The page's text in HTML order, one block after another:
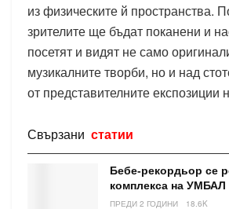
из физическите й пространства.
зрителите ще бъдат поканени и
посетят и видят не само
музикалните творби, но и над
от представителните експозиции
Свързани статии
Бебе-рекордьор се
комплекса на УМБАЛ
ПРЕДИ 2 ГОДИНИ 18.6K